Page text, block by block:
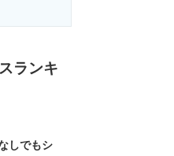
ランキ
しでもシ